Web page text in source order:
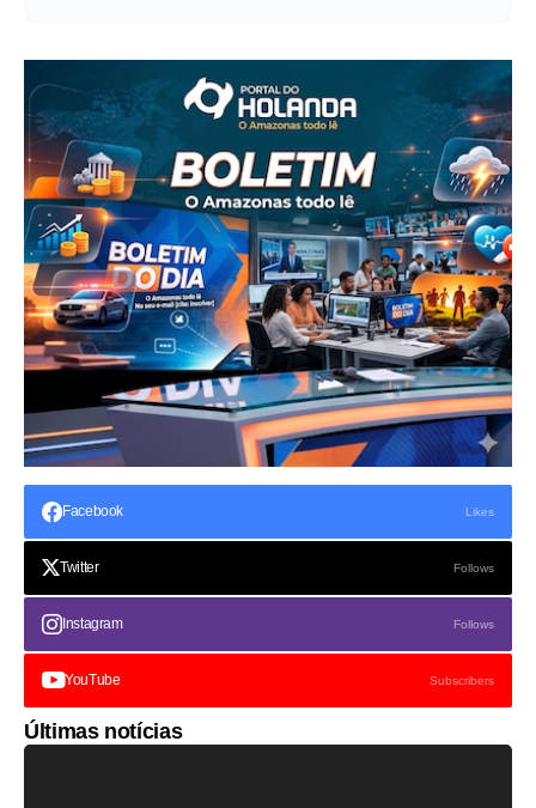
Facebook Likes
Twitter Follows
Instagram Follows
YouTube Subscribers
Últimas notícias